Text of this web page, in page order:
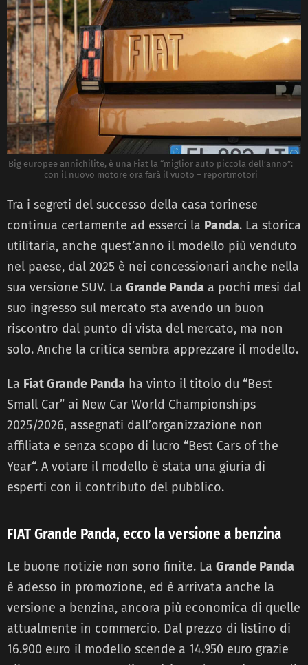
Big europee annichilite, è una Fiat la “miglior auto piccola dell’anno”:
con il nuovo motore ora farà il vuoto – reportmotori
Tra i segreti del successo della casa torinese
continua certamente ad esserci la Panda. La storica
utilitaria, anche quest’anno il modello più venduto
nel paese, dal 2025 è nei concessionari anche nella
sua versione SUV. La Grande Panda a pochi mesi dal
suo ingresso sul mercato sta avendo un buon
riscontro dal punto di vista del mercato, ma non
solo. Anche la critica sembra apprezzare il modello.
La Fiat Grande Panda ha vinto il titolo du “Best
Small Car” ai New Car World Championships
2025/2026, assegnati dall’organizzazione non
affiliata e senza scopo di lucro “Best Cars of the
Year“. A votare il modello è stata una giuria di
esperti con il contributo del pubblico.
FIAT Grande Panda, ecco la versione a benzina
Le buone notizie non sono finite. La Grande Panda
è adesso in promozione, ed è arrivata anche la
versione a benzina, ancora più economica di quelle
attualmente in commercio. Dal prezzo di listino di
16.900 euro il modello scende a 14.950 euro grazie